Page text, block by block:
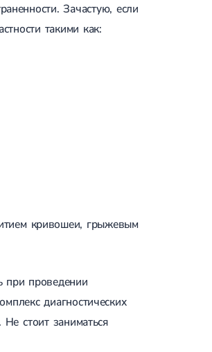
Зачастую, если
такими как:
кривошеи, грыжевым
при проведении
диагностических
стоит заниматься